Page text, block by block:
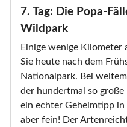
7. Tag: Die Popa-
Wildpark
Einige wenige Kilometer
Sie heute nach dem
Nationalpark. Bei
der hundertmal so
ein echter Geheimtipp
aber fein! Der